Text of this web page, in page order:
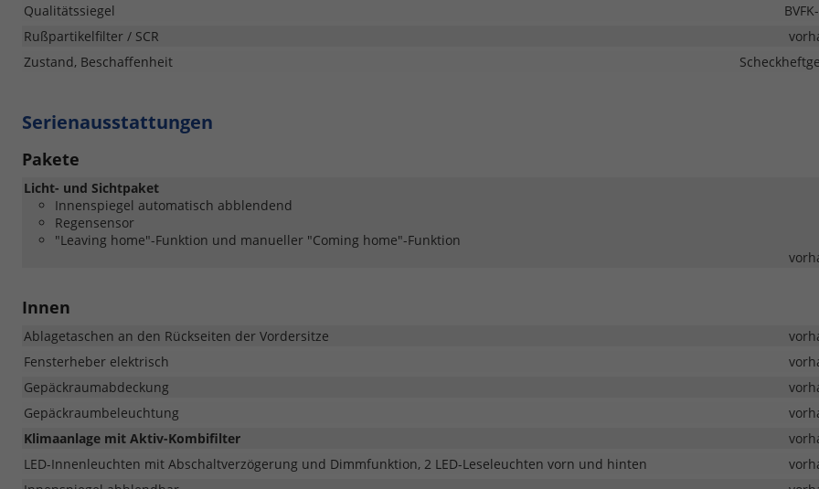
Qualitätssiegel
Rußpartikelfilter / SCR
Zustand, Beschaffenheit
Serienausstattungen
Pakete
Licht- und Sichtpaket
Innenspiegel automatisch abblendend
Regensensor
"Leaving home"-Funktion und manueller "Coming home"-Funktion
Innen
Ablagetaschen an den Rückseiten der Vordersitze
Fensterheber elektrisch
Gepäckraumabdeckung
Gepäckraumbeleuchtung
Klimaanlage mit Aktiv-Kombifilter
LED-Innenleuchten mit Abschaltverzögerung und Dimmfunktion, 2 LED-Leseleuchten vorn und hinten